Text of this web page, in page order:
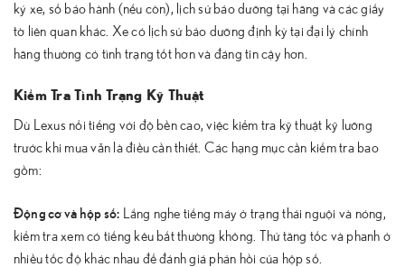
ký xe, sổ bảo hành (nếu còn), lịch sử bảo dưỡng tại hãng và các giấy
tờ liên quan khác. Xe có lịch sử bảo dưỡng định kỳ tại đại lý chính
hãng thường có tình trạng tốt hơn và đáng tin cậy hơn.
Kiểm Tra Tình Trạng Kỹ Thuật
Dù Lexus nổi tiếng với độ bền cao, việc kiểm tra kỹ thuật kỹ lưỡng
trước khi mua vẫn là điều cần thiết. Các hạng mục cần kiểm tra bao
gồm:
Động cơ và hộp số: Lắng nghe tiếng máy ở trạng thái nguội và nóng,
kiểm tra xem có tiếng kêu bất thường không. Thử tăng tốc và phanh ở
nhiều tốc độ khác nhau để đánh giá phản hồi của hộp số.